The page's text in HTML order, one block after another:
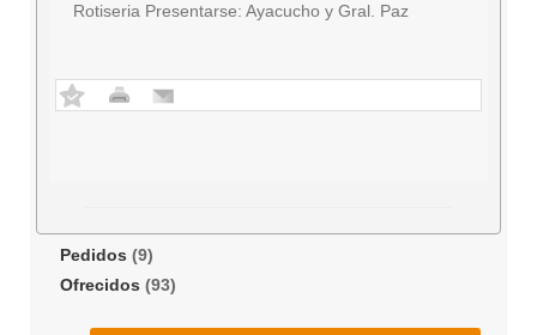
Rotiseria Presentarse: Ayacucho y Gral. Paz
Pedidos (9)
Ofrecidos (93)